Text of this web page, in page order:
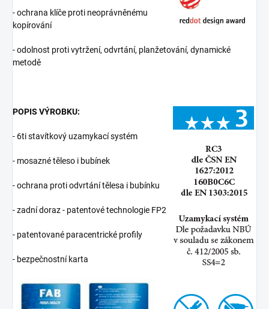
- ochrana klíče proti neoprávněnému
kopírování
- odolnost proti vytržení, odvrtání, planžetování, dynamické
metodě
POPIS VÝROBKU:
- 6ti stavítkový uzamykací systém
- mosazné těleso i bubínek
- ochrana proti odvrtání tělesa i bubínku
- zadní doraz - patentové technologie FP2
- patentované paracentrické profily
- bezpečnostní karta